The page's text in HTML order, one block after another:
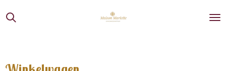
direct